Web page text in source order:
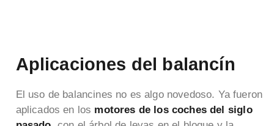
Aplicaciones del balancín
El uso de balancines no es algo novedoso. Ya fueron
aplicados en los motores de los coches del siglo